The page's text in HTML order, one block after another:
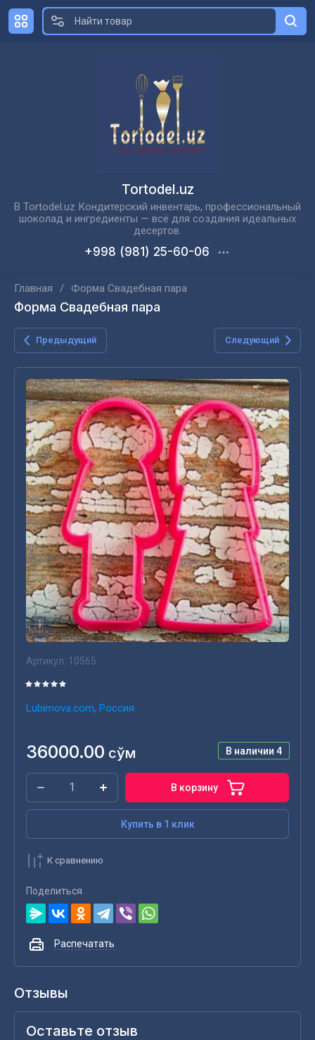
Tortodel.uz
В Tortodel.uz Кондитерский инвентарь, профессиональный
шоколад и ингредиенты — всё для создания идеальных
десертов.
+998 (981) 25-60-06
Главная / Форма Свадебная пара
Форма Свадебная пара
Предыдущий Следующий
Артикул: 10565
Lubimova.com, Россия
В наличии 4
36000.00 сўм
В корзину
Купить в 1 клик
К сравнению
Поделиться
Распечатать
Отзывы
Оставьте отзыв